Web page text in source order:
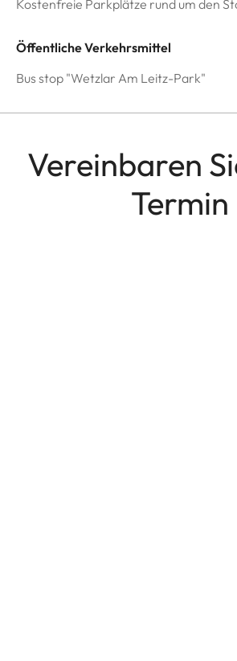
Kostenfreie Parkplätze rund um den
Öffentliche Verkehrsmittel
Bus stop "Wetzlar Am Leitz-Park"
Vereinbaren
Termin